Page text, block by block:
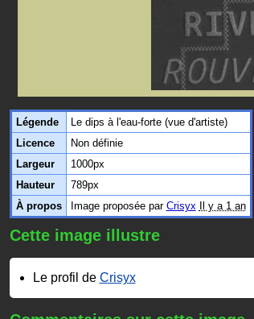
Légende
Le dips à l'eau-forte (vue d'artiste)
Licence
Non définie
Largeur
1000px
Hauteur
789px
À propos
Image proposée par Crisyx Il y a 1 an
Cette image illustre
Le profil de Crisyx